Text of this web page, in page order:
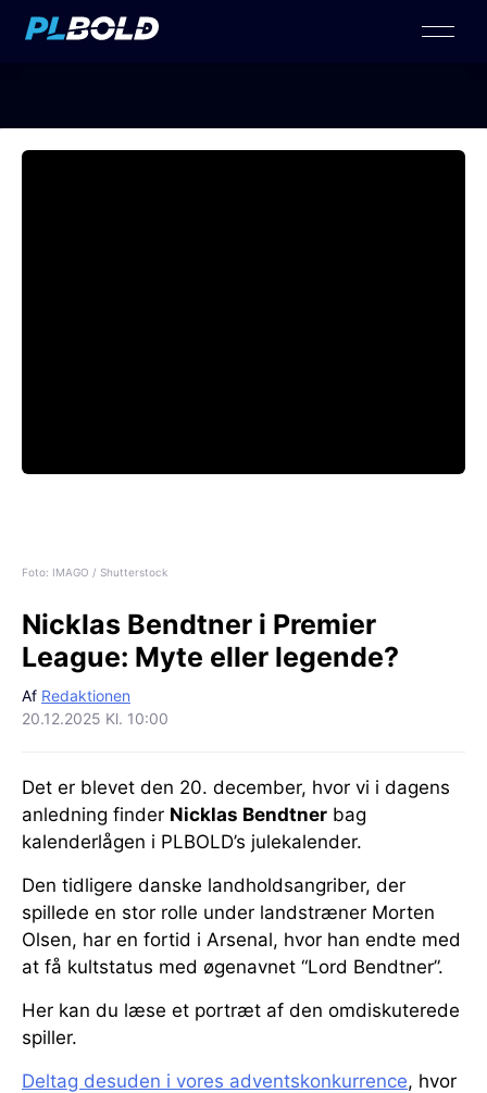
Foto: IMAGO / Shutterstock
Nicklas Bendtner i Premier
League: Myte eller legende?
Af Redaktionen
20.12.2025 Kl. 10:00
Det er blevet den 20. december, hvor vi i dagens
anledning finder Nicklas Bendtner bag
kalenderlågen i PLBOLD’s julekalender.
Den tidligere danske landholdsangriber, der
spillede en stor rolle under landstræner Morten
Olsen, har en fortid i Arsenal, hvor han endte med
at få kultstatus med øgenavnet “Lord Bendtner”.
Her kan du læse et portræt af den omdiskuterede
spiller.
Deltag desuden i vores adventskonkurrence, hvor